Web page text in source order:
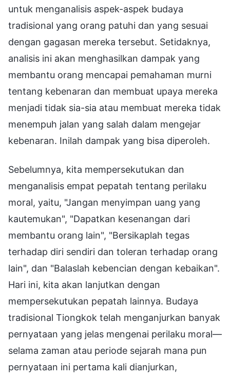
untuk menganalisis aspek-aspek budaya
tradisional yang orang patuhi dan yang sesuai
dengan gagasan mereka tersebut. Setidaknya,
analisis ini akan menghasilkan dampak yang
membantu orang mencapai pemahaman murni
tentang kebenaran dan membuat upaya mereka
menjadi tidak sia-sia atau membuat mereka tidak
menempuh jalan yang salah dalam mengejar
kebenaran. Inilah dampak yang bisa diperoleh.
Sebelumnya, kita mempersekutukan dan
menganalisis empat pepatah tentang perilaku
moral, yaitu, "Jangan menyimpan uang yang
kautemukan", "Dapatkan kesenangan dari
membantu orang lain", "Bersikaplah tegas
terhadap diri sendiri dan toleran terhadap orang
lain", dan "Balaslah kebencian dengan kebaikan".
Hari ini, kita akan lanjutkan dengan
mempersekutukan pepatah lainnya. Budaya
tradisional Tiongkok telah menganjurkan banyak
pernyataan yang jelas mengenai perilaku moral—
selama zaman atau periode sejarah mana pun
pernyataan ini pertama kali dianjurkan,